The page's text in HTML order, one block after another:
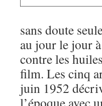
sans doute
au jour le jour
contre les
film. Les cinq
juin 1952
l’époque avec